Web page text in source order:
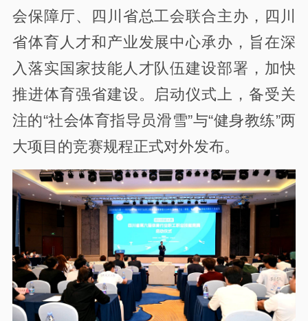
会保障厅、四川省总工会联合主办，四川
省体育人才和产业发展中心承办，旨在深
入落实国家技能人才队伍建设部署，加快
推进体育强省建设。启动仪式上，备受关
注的“社会体育指导员滑雪”与“健身教练”两
大项目的竞赛规程正式对外发布。